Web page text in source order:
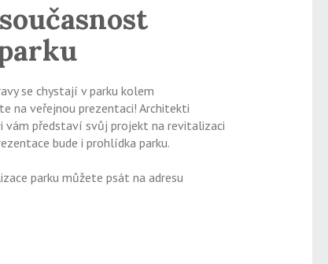
se chystají v parku kolem
na veřejnou prezentaci! Architekti
vám představí svůj projekt na revitalizaci
bude i prohlídka parku.
parku můžete psát na adresu